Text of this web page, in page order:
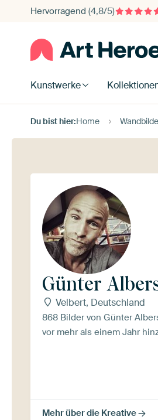
Hervorragend (4,8/5)
Kunstwerke
Du bist hier:Home
Günter
Velbert, Deutschland
868 Bilder von Günter
vor mehr als einem Jahr
Mehr über die Kreative